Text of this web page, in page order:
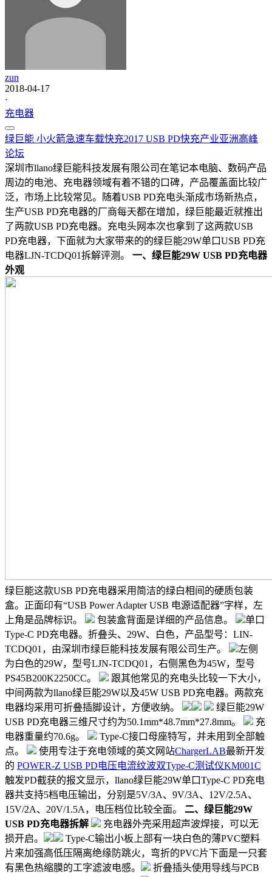
zun
2018-04-17
·
充电器
绿巨能 小火箭急速车载快充2017 USB PD快充产业亚洲高峰
论坛
深圳市llano绿巨能科技发展有限公司在笔记本电脑、数码产品
周边的电池、充电器领域有着不错的口碑，产品覆盖面比较广
泛，市场上比较常见。随着USB PD充电头渐成市场新热点，
生产USB PD充电器的厂商每天都在增加，绿巨能最近就推出
了两款USB PD充电器。充电头网本次也拿到了这两款USB
PD充电器，下面就为大家带来的的绿巨能29W单口USB PD充
电器LJN-TCDQ01拆解评测。 一、绿巨能29W USB PD充电器
外观
绿巨能这款USB PD充电器采用简洁的绿白相间的硬质包装
盒。正面印有“USB Power Adapter USB 电源适配器”字样，左
上角是品牌标识。
包装盒背面是详细的产品信息。
单口
Type-C PD充电器。折叠头、29W、白色，产品型号：LIN-
TCDQ01，由深圳市绿巨能科技发展有限公司生产。
左侧
为白色的29W，型号LJN-TCDQ01，右侧黑色为45W，型号
PS45B200K2250CC。
跟其他常见的充电头比较一下大小，
中间两款为llano绿巨能29W以及45W USB PD充电器。两款充
电器均采用可折叠插脚设计，方便收纳。
绿巨能29W
USB PD充电器三维尺寸约为50.1mm*48.7mm*27.8mm。
充
电器重量约70.6g。
Type-C接口母座特写，并未用到全部触
点。
使用专注于充电领域的英文网站ChargerLAB最新开发
的 POWER-Z USB PD电压电流纹波双Type-C测试仪KM001C
触发PD截获的报文显示，llano绿巨能29W单口Type-C PD充电
器共支持5档电压输出，分别是5V/3A、9V/3A、12V/2.5A、
15V/2A、20V/1.5A，电压档位比较全面。 二、绿巨能29W
USB PD充电器拆解
充电器外壳采用超声波焊接，可以无
损开启。
Type-C输出小板上部有一块白色的薄PVC塑料
片来加强高低压隔离绝缘防跳火，弯折的PVC片下面是一只套
有黑色热缩膜的工字滤波电感。
折叠插头使用导线与PCB